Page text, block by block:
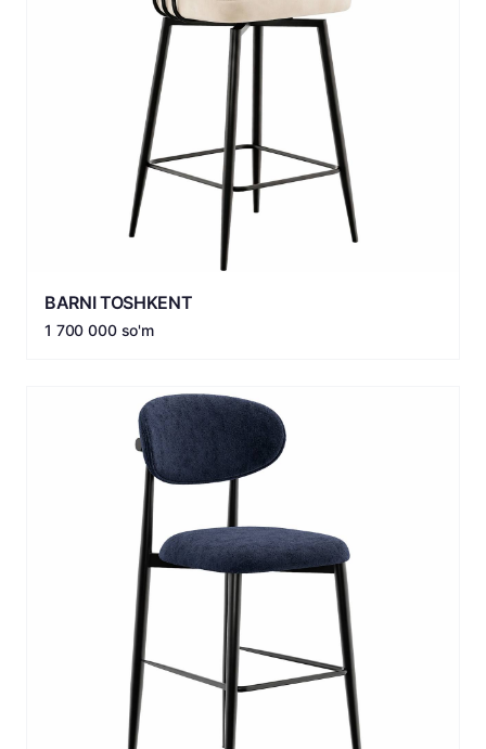
BARNI TOSHKENT
1 700 000 so'm